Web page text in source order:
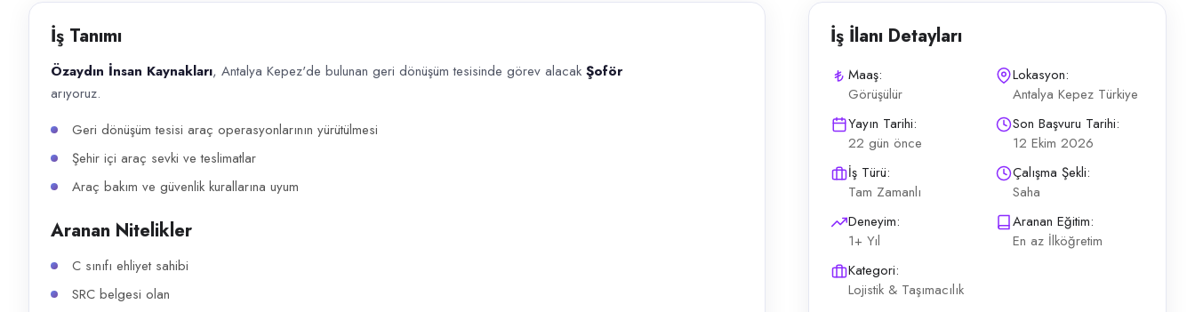
Başvuru kanalları
WhatsApp, Telefon
İlan açıklaması
Özaydın İnsan Kaynakları , Antalya Kepez'de bulunan geri dönüşüm tesisinde görev alacak Şoför arıyoruz. Geri dönüşüm tesisi araç operasyonlarının yürütülmesi Şehir içi araç sevki ve teslimatlar Araç
İş Tanımı
Özaydın İnsan Kaynakları, Antalya Kepez'de bulunan geri dönüşüm tesisinde görev alacak Şoför
arıyoruz.
Geri dönüşüm tesisi araç operasyonlarının yürütülmesi
Şehir içi araç sevki ve teslimatlar
Araç bakım ve güvenlik kurallarına uyum
Aranan Nitelikler
C sınıfı ehliyet sahibi
SRC belgesi olan
İş İlanı Detayları
Maaş:
Görüşülür
Lokasyon:
Antalya Kepez Türkiye
Yayın Tarihi:
22 gün önce
Son Başvuru Tarihi:
12 Ekim 2026
İş Türü:
Tam Zamanlı
Çalışma Şekli:
Saha
Deneyim:
1+ Yıl
Aranan Eğitim:
En az İlköğretim
Kategori:
Lojistik & Taşımacılık